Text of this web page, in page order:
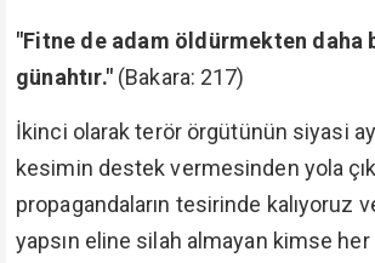
"Fitne de adam öldürmekten daha
günahtır." (Bakara: 217)
İkinci olarak terör örgütünün siyasi
kesimin destek vermesinden yola
propagandaların tesirinde kalıyoruz
yapsın eline silah almayan kimse